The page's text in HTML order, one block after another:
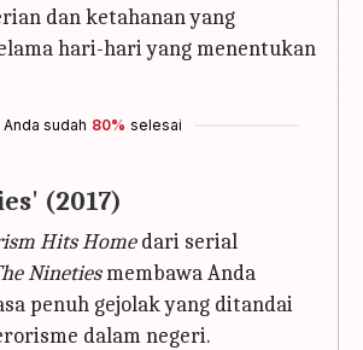
dan ketahanan yang
hari-hari yang menentukan
Anda sudah 80% selesai
(2017)
Hits Homedari serial
Ninetiesmembawa Anda
penuh gejolak yang ditandai
dalam negeri.